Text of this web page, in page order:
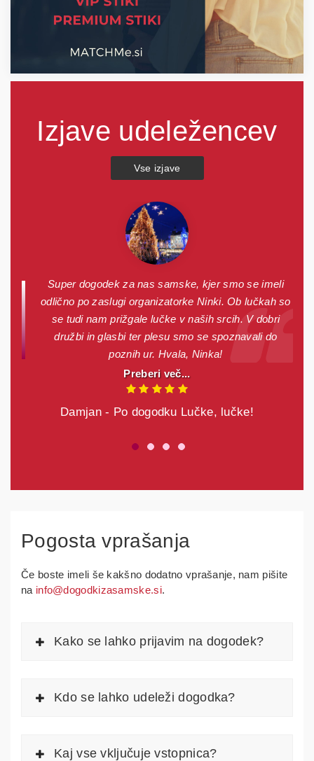
Izjave udeležencev
Vse izjave
Super dogodek za nas samske, kjer smo se imeli
odlično po zaslugi organizatorke Ninki. Ob lučkah so
se tudi nam prižgale lučke v naših srcih. V dobri
družbi in glasbi ter plesu smo se spoznavali do
poznih ur. Hvala, Ninka!
Preberi več...
Damjan - Po dogodku Lučke, lučke!
Pogosta vprašanja
Če boste imeli še kakšno dodatno vprašanje, nam pišite
na info@dogodkizasamske.si.
Kako se lahko prijavim na dogodek?
Kdo se lahko udeleži dogodka?
Kaj vse vključuje vstopnica?